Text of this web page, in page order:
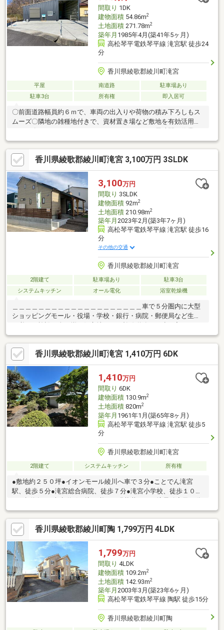
日（定休日も対応しておりますのでお気軽にご連絡ください！）
内見希望の日時をお伝えいただければと思います。
間取り 1DK
建物面積54.86m2
土地面積271.78m2
築年月 1985年4月(築41年5ヶ月)
高松琴平電鉄琴平線 滝宮駅 徒歩24
分
香川県綾歌郡綾川町滝宮
平屋 南道路
駐車場あり
駐車3台
所有権 即入居可
〇前面道路幅員約６ｍで、車両の出入りや荷物の積み下ろしもス
ムーズ〇隣地の雑種地付きで、資材置き場など敷地を有効活用で
きます〇キッチン・トイレ・ユニットバスあり！長時間の作業に
も便利です〇資材や備品をたっぷり保管できる、ゆとりのある倉
庫スペース〇リフォーム済で外観もおしゃれ！来客対応や事業用
としても好印象〇静かな地域に立地しており、落ち着いた環境で
作業ができます２筆一括売り（宅地２０５．７８㎡ 雑種地６
６．０㎡）
香川県綾歌郡綾川町滝宮 3,100万円 3SLDK
3,100万円
間取り 3SLDK
建物面積92m2
土地面積210.98m2
築年月 2023年2月(築3年7ヶ月)
高松琴平電鉄琴平線 滝宮駅 徒歩16
分
その他の交通
香川県綾歌郡綾川町滝宮
2階建て 駐車場あり
駐車3台
システムキッチン
オール電化 浴室乾燥機
＿＿＿＿＿＿＿＿＿＿＿＿＿＿＿＿＿＿＿＿車で５分圏内に大型
ショッピングモール・役場・学校・銀行・病院・郵便局など生活
ころにある大型分譲地の一画です。分譲地内の道路も広々として
います。好立地でありながらのどかで落ち着いた環境で暮らせま
す。また北と西が道路に面している角地になっているため解放感
もあります。２０２３年２月新築のこちらのお家の特徴はなんと
いっても土間リビングの薪ストーブ。寒い冬もお家全体を心地よ
い暖かさで包んでくれます。◎条件を満たす場合は綾川町若者定
住促進補助金１００万円が利用できます。※詳細は綾川町ＨＰで
香川県綾歌郡綾川町滝宮 1,410万円 6DK
1,410万円
間取り 6DK
建物面積130.9m2
土地面積820m2
築年月 1961年1月(築65年8ヶ月)
高松琴平電鉄琴平線 滝宮駅 徒歩5
分
香川県綾歌郡綾川町滝宮
2階建て システムキッチン 所有権
●敷地約２５０坪●イオンモール綾川へ車で３分●ことでん滝宮
駅、徒歩５分●滝宮総合病院、徒歩７分●滝宮小学校、徒歩１０分
●下水道有り●上水道引き込み必要（現状井戸）・境界確定及び分
筆を行った上でお引渡し致します。土地面積が現在の面積と相違
することが考えられます。詳細はお問合せの上。・分筆に伴い、
新たな境界線上で境界明示物を設置する予定です。その費用負担
について、要相談とします。・本物件前面道路は滝宮天満宮の参
道を兼ねており、道路使用に関し予め事前協議が必要な場合があ
ります。
香川県綾歌郡綾川町陶 1,799万円 4LDK
1,799万円
間取り 4LDK
建物面積109.2m2
土地面積142.93m2
築年月 2003年3月(築23年6ヶ月)
高松琴平電鉄琴平線 陶駅 徒歩15分
香川県綾歌郡綾川町陶